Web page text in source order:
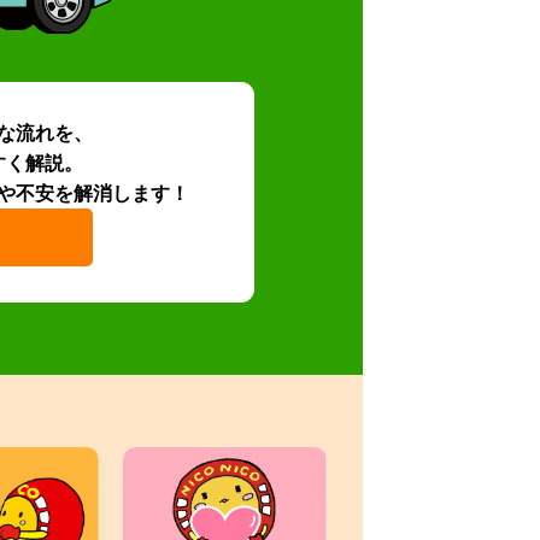
流れを、
解説。
不安を解消します！